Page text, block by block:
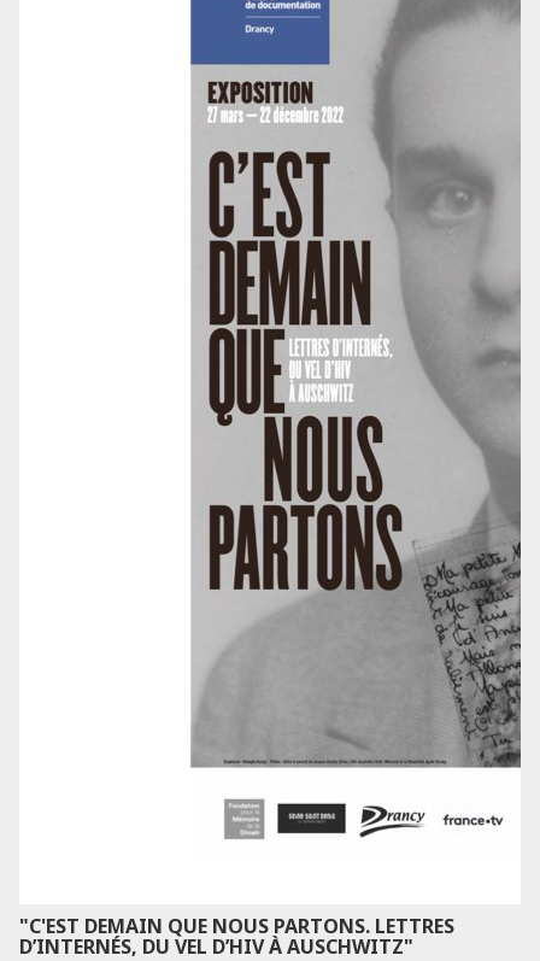
"C'EST DEMAIN QUE NOUS PARTONS. LETTRES
D’INTERNÉS, DU VEL D’HIV À AUSCHWITZ"